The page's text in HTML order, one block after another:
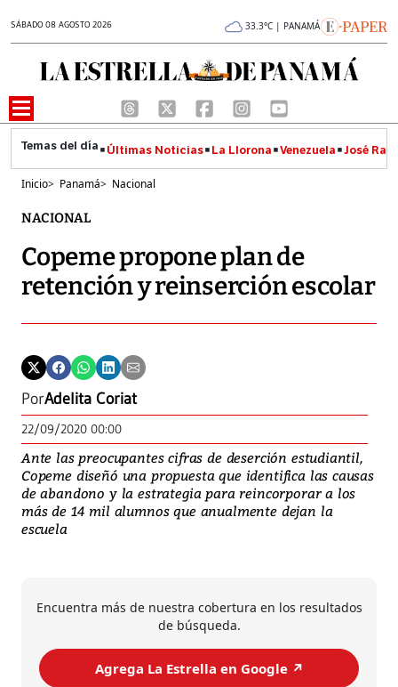
SÁBADO 08 AGOSTO 2026 33.3°C | PANAMÁ
Últimas Noticias La Llorona Venezuela José
Inicio> Panamá> Nacional
NACIONAL
Copeme propone plan de
retención y reinserción escolar
PorAdelita Coriat
22/09/2020 00:00
Ante las preocupantes cifras de deserción estudiantil,
Copeme diseñó una propuesta que identifica las causas
de abandono y la estrategia para reincorporar a los
más de 14 mil alumnos que anualmente dejan la
escuela
Encuentra más de nuestra cobertura en los resultados
de búsqueda.
Agrega La Estrella en Google ↗️